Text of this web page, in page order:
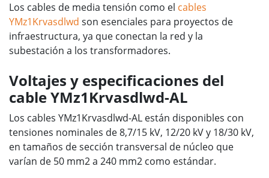
Los cables de media tensión como el cables
YMz1Krvasdlwd son esenciales para proyectos de
infraestructura, ya que conectan la red y la
subestación a los transformadores.
Voltajes y especificaciones del
cable YMz1Krvasdlwd-AL
Los cables YMz1Krvasdlwd-AL están disponibles con
tensiones nominales de 8,7/15 kV, 12/20 kV y 18/30 kV,
en tamaños de sección transversal de núcleo que
varían de 50 mm2 a 240 mm2 como estándar.